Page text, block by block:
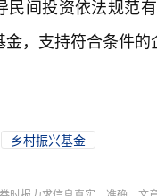
民间投资依法规范
，支持符合条件的
乡村振兴基金